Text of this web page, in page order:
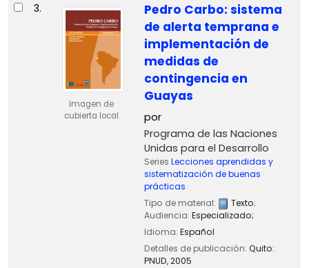
3.
Imagen de
cubierta local
Pedro Carbo: sistema
de alerta temprana e
implementación de
medidas de
contingencia en
Guayas
por
Programa de las Naciones
Unidas para el Desarrollo
Series Lecciones aprendidas y
sistematización de buenas
prácticas
Tipo de material:
Texto;
Audiencia: Especializado;
Idioma: Español
Detalles de publicación: Quito:
PNUD,2005